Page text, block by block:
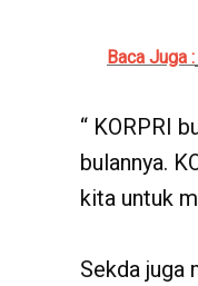
Baca Juga :
“ KORPRI
bulannya.
kita untuk
Sekda juga